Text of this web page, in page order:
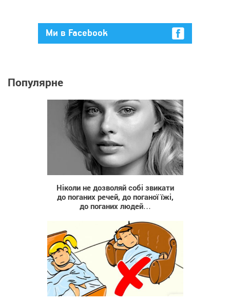
Ми в Facebook
Популярне
685
Ніколи не дозволяй собі звикати
до поганих речей, до поганої їжі,
до поганих людей…
35 621